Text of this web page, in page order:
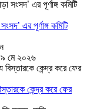
এর পূর্ণাঙ্গ কমিটি
মে ২০২৬
কেন্দ্র করে ফের